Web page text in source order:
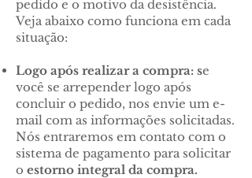
pedido e o motivo da desistência.
Veja abaixo como funciona em cada
situação:
Logo após realizar a compra: se
você se arrepender logo após
concluir o pedido, nos envie um e-
mail com as informações solicitadas.
Nós entraremos em contato com o
sistema de pagamento para solicitar
o estorno integral da compra.